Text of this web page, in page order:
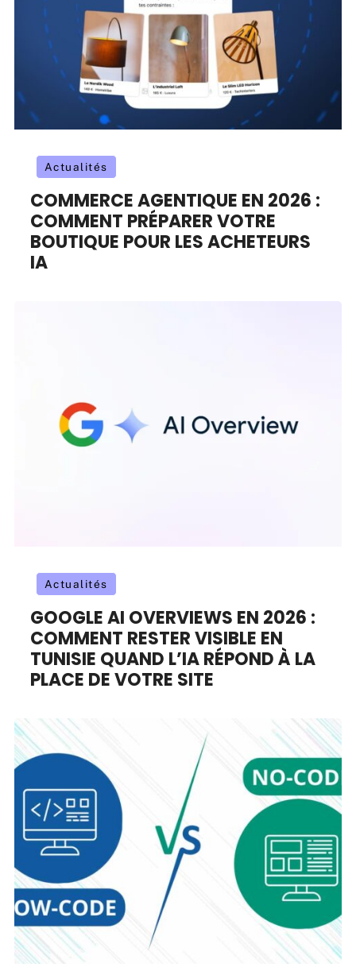
Actualités
COMMERCE AGENTIQUE EN 2026 :
COMMENT PRÉPARER VOTRE
BOUTIQUE POUR LES ACHETEURS
IA
Actualités
GOOGLE AI OVERVIEWS EN 2026 :
COMMENT RESTER VISIBLE EN
TUNISIE QUAND L’IA RÉPOND À LA
PLACE DE VOTRE SITE